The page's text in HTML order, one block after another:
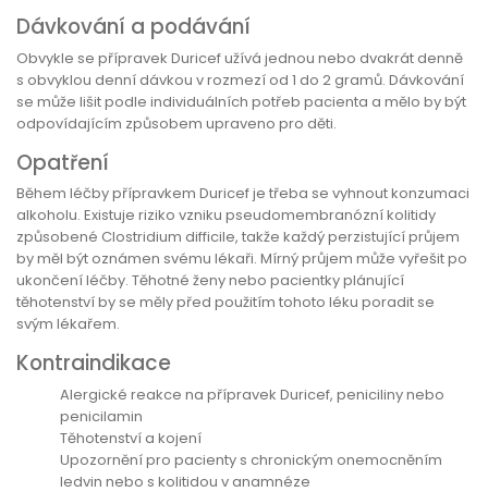
Dávkování a podávání
Obvykle se přípravek Duricef užívá jednou nebo dvakrát denně
s obvyklou denní dávkou v rozmezí od 1 do 2 gramů. Dávkování
se může lišit podle individuálních potřeb pacienta a mělo by být
odpovídajícím způsobem upraveno pro děti.
Opatření
Během léčby přípravkem Duricef je třeba se vyhnout konzumaci
alkoholu. Existuje riziko vzniku pseudomembranózní kolitidy
způsobené Clostridium difficile, takže každý perzistující průjem
by měl být oznámen svému lékaři. Mírný průjem může vyřešit po
ukončení léčby. Těhotné ženy nebo pacientky plánující
těhotenství by se měly před použitím tohoto léku poradit se
svým lékařem.
Kontraindikace
Alergické reakce na přípravek Duricef, peniciliny nebo
penicilamin
Těhotenství a kojení
Upozornění pro pacienty s chronickým onemocněním
ledvin nebo s kolitidou v anamnéze